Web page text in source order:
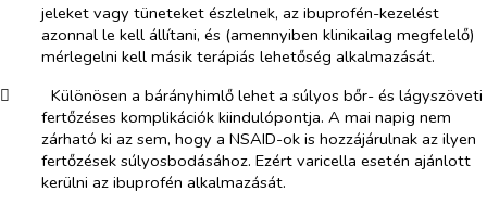
jeleket vagy tüneteket észlelnek, az ibuprofén-kezelést
azonnal le kell állítani, és (amennyiben klinikailag megfelelő)
mérlegelni kell másik terápiás lehetőség alkalmazását.
​
Különösen a bárányhimlő lehet a súlyos bőr- és lágyszöveti
fertőzéses komplikációk kiindulópontja. A mai napig nem
zárható ki az sem, hogy a NSAID-ok is hozzájárulnak az ilyen
fertőzések súlyosbodásához. Ezért varicella esetén ajánlott
kerülni az ibuprofén alkalmazását.